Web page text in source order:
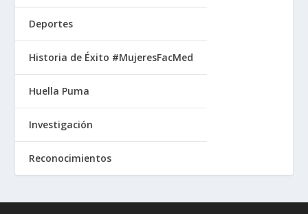
Deportes
Historia de Éxito #MujeresFacMed
Huella Puma
Investigación
Reconocimientos